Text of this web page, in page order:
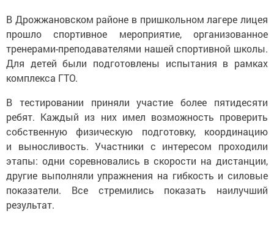
В Дрожжановском районе в пришкольном лагере лицея
прошло спортивное мероприятие, организованное
тренерами-преподавателями нашей спортивной школы.
Для детей были подготовлены испытания в рамках
комплекса ГТО.
В тестировании приняли участие более пятидесяти
ребят. Каждый из них имел возможность проверить
собственную физическую подготовку, координацию
и выносливость. Участники с интересом проходили
этапы: одни соревновались в скорости на дистанции,
другие выполняли упражнения на гибкость и силовые
показатели. Все стремились показать наилучший
результат.